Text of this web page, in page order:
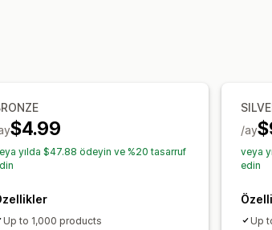
$4.99
yılda $47.88 ödeyin ve %20 tasarruf
Up to 1,000 products
/ay
veya
edin
Up